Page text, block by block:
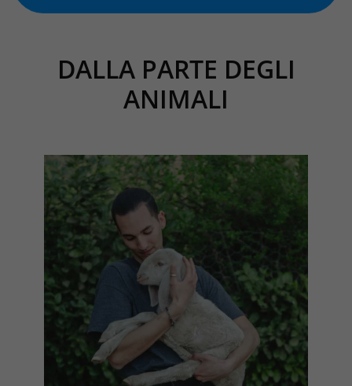
DALLA PARTE DEGLI
ANIMALI